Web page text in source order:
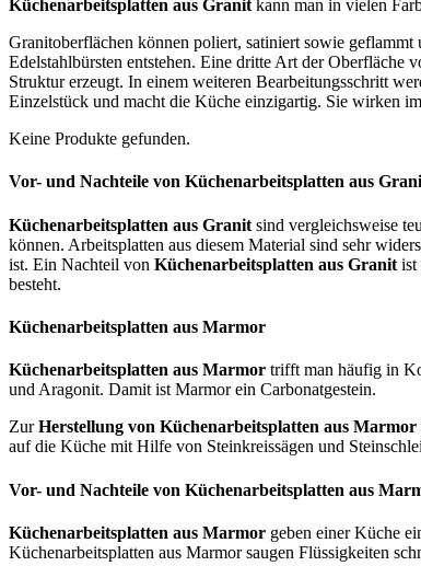
Küchenarbeitsplatten aus Granit kann man in vielen
Granitoberflächen können poliert, satiniert sowie
Edelstahlbürsten entstehen. Eine dritte Art der Oberfläche
Struktur erzeugt. In einem weiteren Bearbeitungsschritt
Einzelstück und macht die Küche einzigartig. Sie wirken
Keine Produkte gefunden.
Vor- und Nachteile von Küchenarbeitsplatten aus
Küchenarbeitsplatten aus Granit sind vergleichsweise
können. Arbeitsplatten aus diesem Material sind sehr
ist. Ein Nachteil von Küchenarbeitsplatten aus Granit ist
besteht.
Küchenarbeitsplatten aus Marmor
Küchenarbeitsplatten aus Marmor trifft man häufig in
und Aragonit. Damit ist Marmor ein Carbonatgestein.
ZurHerstellung von Küchenarbeitsplatten aus Marmor
auf die Küche mit Hilfe von Steinkreissägen und
Vor- und Nachteile von Küchenarbeitsplatten aus
Küchenarbeitsplatten aus Marmor geben einer Küche
Küchenarbeitsplatten aus Marmor saugen Flüssigkeiten